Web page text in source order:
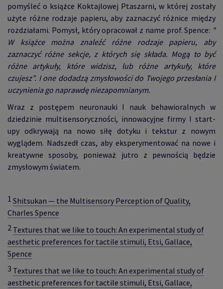
pomyśleć o książce Koktajlowej Ptaszarni, w której zostały
użyte różne rodzaje papieru, aby zaznaczyć różnice między
rozdziałami. Pomysł, który opracował z name prof. Spence: "
W książce można znaleźć różne rodzaje papieru, aby
zaznaczyć różne sekcje, z których się składa. Mogą to być
różne artykuły, które widzisz, lub różne artykuły, które
czujesz”. I one dodadzą zmysłowości do Twojego przesłania I
uczynienia go naprawdę niezapomnianym.
Wraz z postępem neuronauki I nauk behawioralnych w
dziedzinie multisensoryczności, innowacyjne firmy I start-
upy odkrywają na nowo siłę dotyku i tekstur z nowym
wyglądem. Nadszedł czas, aby eksperymentować na nowe i
kreatywne sposoby, ponieważ jutro z pewnością będzie
zmysłowym światem.
1 Shitsukan — the Multisensory Perception of Quality,
Charles Spence
2 Textures that we like to touch: An experimental study of
aesthetic preferences for tactile stimuli, Etsi, Gallace,
Spence
3 Textures that we like to touch: An experimental study of
aesthetic preferences for tactile stimuli, Etsi, Gallace,